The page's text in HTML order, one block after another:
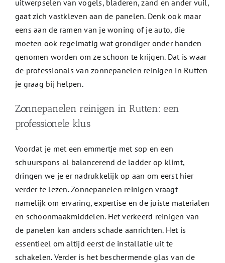
uitwerpselen van vogels, bladeren, zand en ander vuil,
gaat zich vastkleven aan de panelen. Denk ook maar
eens aan de ramen van je woning of je auto, die
moeten ook regelmatig wat grondiger onder handen
genomen worden om ze schoon te krijgen. Dat is waar
de professionals van zonnepanelen reinigen in Rutten
je graag bij helpen.
Zonnepanelen reinigen in Rutten: een
professionele klus
Voordat je met een emmertje met sop en een
schuurspons al balancerend de ladder op klimt,
dringen we je er nadrukkelijk op aan om eerst hier
verder te lezen. Zonnepanelen reinigen vraagt
namelijk om ervaring, expertise en de juiste materialen
en schoonmaakmiddelen. Het verkeerd reinigen van
de panelen kan anders schade aanrichten. Het is
essentieel om altijd eerst de installatie uit te
schakelen. Verder is het beschermende glas van de